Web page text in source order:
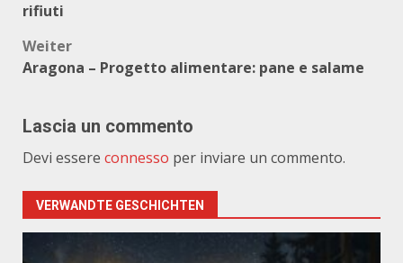
rifiuti
Weiter
Aragona – Progetto alimentare: pane e salame
Lascia un commento
Devi essere connesso per inviare un commento.
VERWANDTE GESCHICHTEN